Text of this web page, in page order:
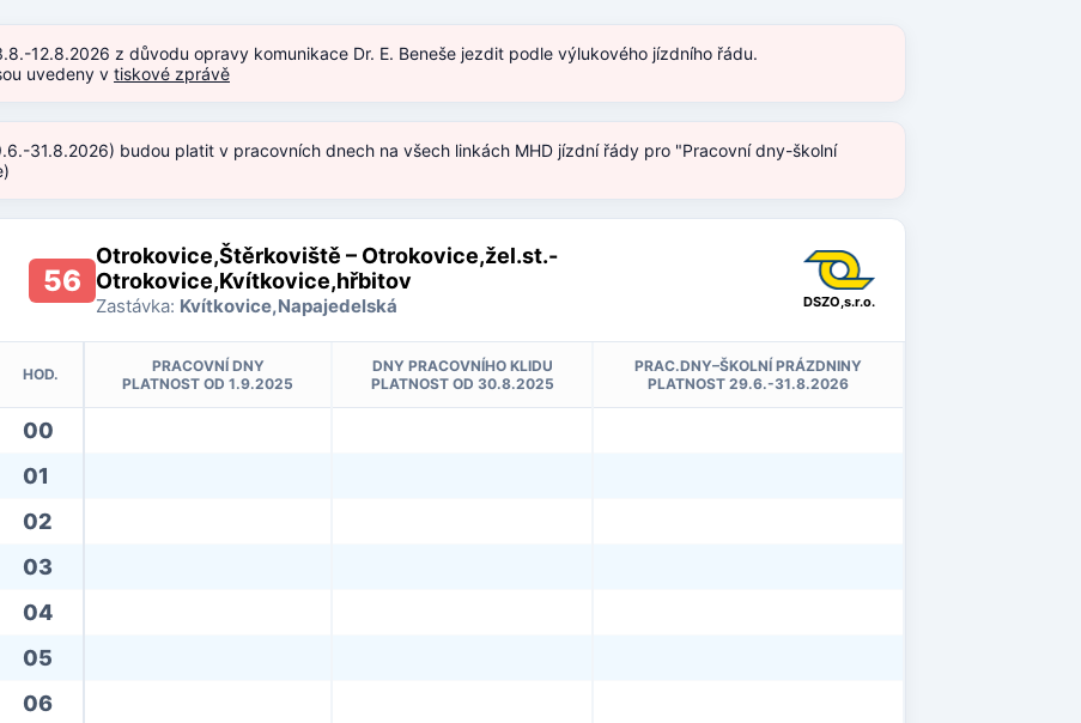
12.8.2026 z důvodu opravy komunikace Dr. E. Beneše jezdit podle výlukového jízdního řádu.
uvedeny v tiskové zprávě
31.8.2026) budou platit v pracovních dnech na všech linkách MHD jízdní řády pro "Pracovní dny-školní
56
Otrokovice,Štěrkoviště – Otrokovice,žel.st.-
Otrokovice,Kvítkovice,hřbitov
Zastávka: Kvítkovice,Napajedelská DSZO,s.r.o.
HOD.
PRACOVNÍ DNY
PLATNOST OD 1.9.2025
DNY PRACOVNÍHO KLIDU
PLATNOST OD 30.8.2025
PRAC.DNY–ŠKOLNÍ PRÁZDNINY
PLATNOST 29.6.-31.8.2026
00
01
02
03
04
05
06